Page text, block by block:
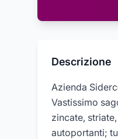
Descrizione
Azienda
Vastissimo
zincate,
autoportanti;